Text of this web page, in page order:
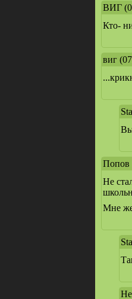
ВИГ
Кто-
виг
Вы
Попов
Не
Мне же